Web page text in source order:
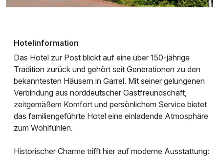
Hotelinformation
Das Hotel zur Post blickt auf eine über 150-jährige
Tradition zurück und gehört seit Generationen zu den
bekanntesten Häusern in Garrel. Mit seiner gelungenen
Verbindung aus norddeutscher Gastfreundschaft,
zeitgemäßem Komfort und persönlichem Service bietet
das familiengeführte Hotel eine einladende Atmosphäre
zum Wohlfühlen.
Historischer Charme trifft hier auf moderne Ausstattung: